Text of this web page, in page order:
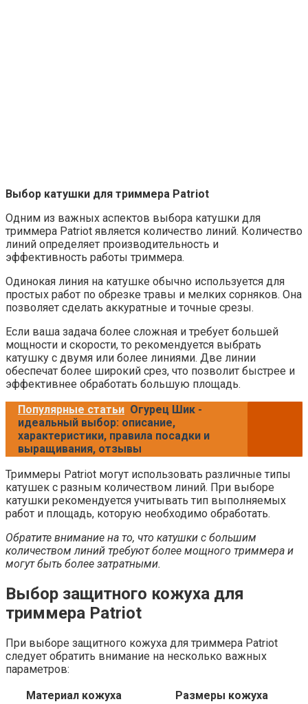
Выбор катушки для триммера Patriot
Одним из важных аспектов выбора катушки для
триммера Patriot является количество линий. Количество
линий определяет производительность и
эффективность работы триммера.
Одинокая линия на катушке обычно используется для
простых работ по обрезке травы и мелких сорняков. Она
позволяет сделать аккуратные и точные срезы.
Если ваша задача более сложная и требует большей
мощности и скорости, то рекомендуется выбрать
катушку с двумя или более линиями. Две линии
обеспечат более широкий срез, что позволит быстрее и
эффективнее обработать большую площадь.
Популярные статьи Огурец Шик -
идеальный выбор: описание,
характеристики, правила посадки и
выращивания, отзывы
Триммеры Patriot могут использовать различные типы
катушек с разным количеством линий. При выборе
катушки рекомендуется учитывать тип выполняемых
работ и площадь, которую необходимо обработать.
Обратите внимание на то, что катушки с большим
количеством линий требуют более мощного триммера и
могут быть более затратными.
Выбор защитного кожуха для
триммера Patriot
При выборе защитного кожуха для триммера Patriot
следует обратить внимание на несколько важных
параметров:
Материал кожуха
Размеры кожуха